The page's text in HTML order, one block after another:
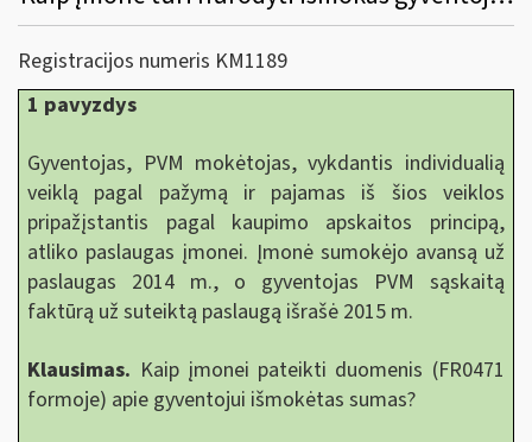
Registracijos numeris KM1189
1 pavyzdys
Gyventojas, PVM mokėtojas, vykdantis individualią
veiklą pagal pažymą ir pajamas iš šios veiklos
pripažįstantis pagal kaupimo apskaitos principą,
atliko paslaugas įmonei. Įmonė sumokėjo avansą už
paslaugas 2014 m., o gyventojas PVM sąskaitą
faktūrą už suteiktą paslaugą išrašė 2015 m.
Klausimas. Kaip įmonei pateikti duomenis (FR0471
formoje) apie gyventojui išmokėtas sumas?